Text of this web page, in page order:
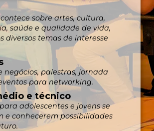
sobre artes, cultura,
saúde e qualidade de vida,
diversos temas de interesse
negócios, palestras, jornada
para networking.
e técnico
adolescentes e jovens se
e conhecerem possibilidades